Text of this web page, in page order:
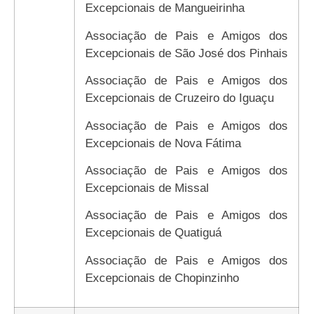
Excepcionais de Mangueirinha
Associação de Pais e Amigos dos
Excepcionais de São José dos Pinhais
Associação de Pais e Amigos dos
Excepcionais de Cruzeiro do Iguaçu
Associação de Pais e Amigos dos
Excepcionais de Nova Fátima
Associação de Pais e Amigos dos
Excepcionais de Missal
Associação de Pais e Amigos dos
Excepcionais de Quatiguá
Associação de Pais e Amigos dos
Excepcionais de Chopinzinho